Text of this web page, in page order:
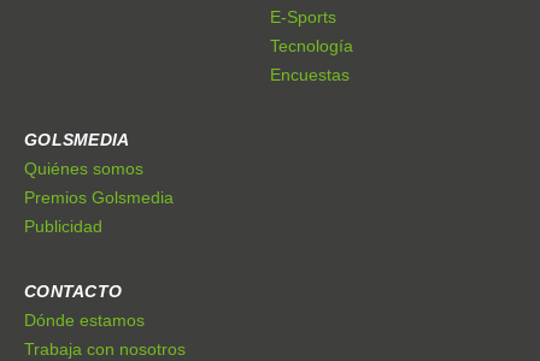
E-Sports
Tecnología
Encuestas
GOLSMEDIA
Quiénes somos
Premios Golsmedia
Publicidad
CONTACTO
Dónde estamos
Trabaja con nosotros